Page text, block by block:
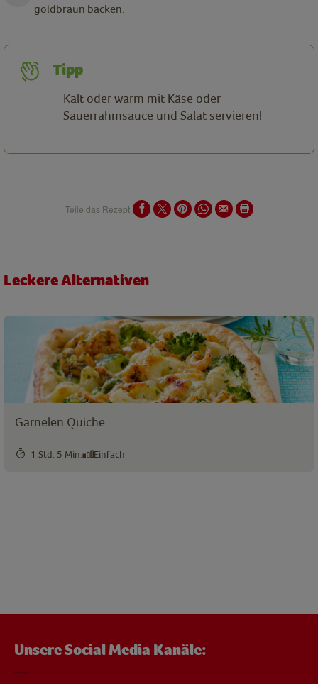
goldbraun backen.
Tipp
Kalt oder warm mit Käse oder
Sauerrahmsauce und Salat servieren!
Teile das Rezept
Leckere Alternativen
Garnelen Quiche
1 Std. 5 Min. Einfach
Unsere Social Media Kanäle: